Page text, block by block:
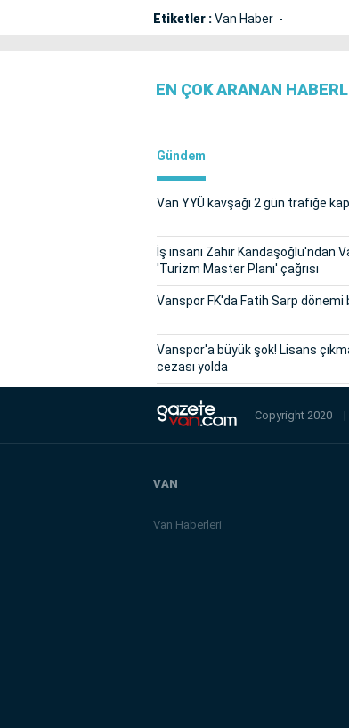
Etiketler :Van Haber
EN ÇOK ARANAN
Gündem
Van YYÜ kavşağı 2 gün trafiğe
İş insanı Zahir Kandaşoğlu'ndan
'Turizm Master Planı' çağrısı
Vanspor FK'da Fatih Sarp dönemi
Vanspor'a büyük şok! Lisans
cezası yolda
Copyright 2020 |
VAN
Van Haberleri